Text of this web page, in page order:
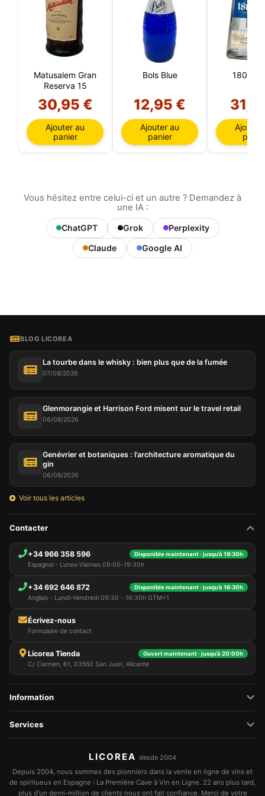
Matusalem Gran
Reserva 15
30,95 €
Ajouter au
panier
Bols Blue
12,95 €
Ajouter au
panier
1800
Ajouter
Vous hésitez entre celui-ci et un autre ? Demandez à
une IA :
ChatGPT Grok
Perplexity
Claude
Google AI
BLOG LICOREA
La tourbe dans le whisky : bien plus que de la fumée
07/08/2026
Glenmorangie et Harrison Ford misent sur le travel retail
06/08/2026
Genévrier et botaniques : l’architecture aromatique du
gin
06/08/2026
Voir tous les articles
Contacter
+34 966 358 596 Disponible maintenant · jusqu’à 19:30h
Espagnol - Lunes-Viernes 09:00-19:30h
+34 692 646 872 Disponible maintenant · jusqu’à 16:30h
Anglais - Lundi-Vendredi 09:30 - 16:30h GTM+1
Écrivez-nous
Formulaire de contact
Licorea Tienda Ouvert maintenant · jusqu’à 20:00h
C/ Carmen, 61, 03550 San Juan, Alicante
Information
Services
LICOREA desde 2004
Depuis 2004, nous sommes des pionniers dans la vente en ligne de vins et
de spiritueux en Espagne : La Première Cave à Vin en Ligne. 22 ans plus tard,
plus d’un demi-million de clients nous ont fait confiance. Merci de votre